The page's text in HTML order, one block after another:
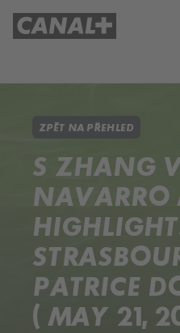
ZPĚT NA PŘEHLED
S ZHANG
NAVARRO
PATRICE
( MAY 21,